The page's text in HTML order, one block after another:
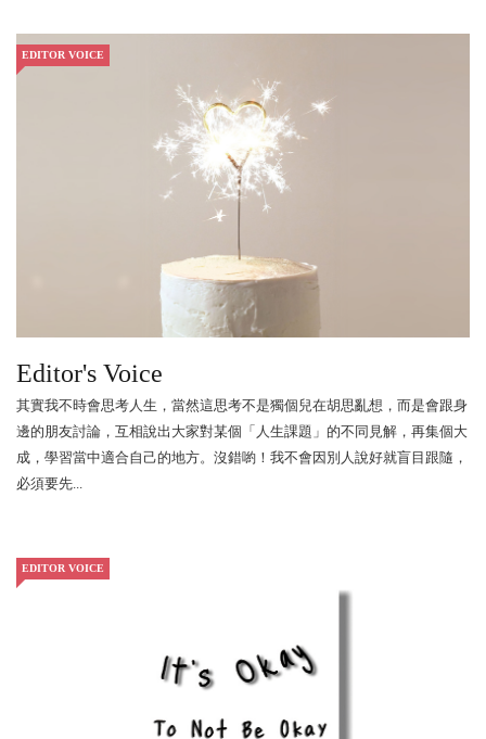
EDITOR VOICE
Editor's Voice
其實我不時會思考人生，當然這思考不是獨個兒在胡思亂想，而是會跟身
邊的朋友討論，互相說出大家對某個「人生課題」的不同見解，再集個大
成，學習當中適合自己的地方。沒錯喲！我不會因別人說好就盲目跟隨，
必須要先...
EDITOR VOICE